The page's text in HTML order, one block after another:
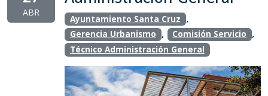
ABR
Ayuntamiento Santa Cruz ,
Gerencia Urbanismo , Comisión Servicio ,
Técnico Administración General